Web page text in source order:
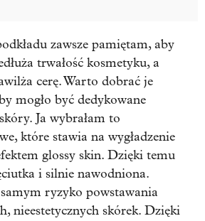
zawsze pamiętam, aby
trwałość kosmetyku, a
cerę. Warto dobrać je
mogło być dedykowane
Ja wybrałam to
które stawia na wygładzenie
glossy skin. Dzięki temu
i silnie nawodniona.
ryzyko powstawania
nieestetycznych skórek. Dzięki